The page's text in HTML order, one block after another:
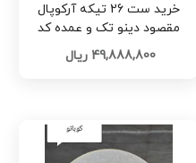
خرید ست 26 تیکه آرکوپال
مقصود دینو تک و عمده کد
L1134
49,888,800 ریال